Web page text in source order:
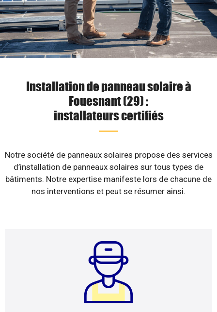
Installation de panneau solaire à
Fouesnant (29) :
installateurs certifiés
Notre société de panneaux solaires propose des services
d’installation de panneaux solaires sur tous types de
bâtiments. Notre expertise manifeste lors de chacune de
nos interventions et peut se résumer ainsi.